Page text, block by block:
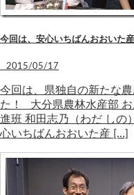
今回は、安心いちばんおおいた
2015/05/17
今回は、県独自の新たな
た！ 大分県農林水産部
進班 和田志乃（わだ し
心いちばんおおいた産 […]